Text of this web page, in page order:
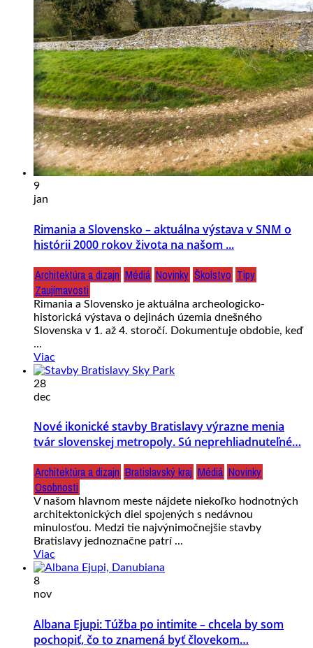
9
jan
Rimania a Slovensko – aktuálna výstava v SNM o
histórii 2000 rokov života na našom ...
Architektúra a dizajn Médiá Novinky Školstvo Tipy
Zaujímavosti
Rimania a Slovensko je aktuálna archeologicko-
historická výstava o dejinách územia dnešného
Slovenska v 1. až 4. storočí. Dokumentuje obdobie, keď
...
Viac
28
dec
Nové ikonické stavby Bratislavy výrazne menia
tvár slovenskej metropoly. Sú neprehliadnuteľné…
Architektúra a dizajn Bratislavský kraj Médiá Novinky
Osobnosti
V našom hlavnom meste nájdete niekoľko hodnotných
architektonických diel spojených s nedávnou
minulosťou. Medzi tie najvýnimočnejšie stavby
Bratislavy jednoznačne patrí ...
Viac
8
nov
Albana Ejupi: Túžba po intimite – chcela by som
pochopiť, čo to znamená byť človekom…